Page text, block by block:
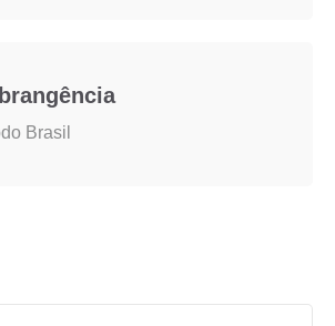
Brasil